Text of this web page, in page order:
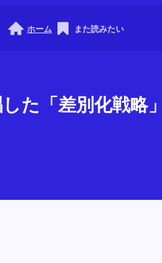
ホーム また読みたい
た「差別化戦略